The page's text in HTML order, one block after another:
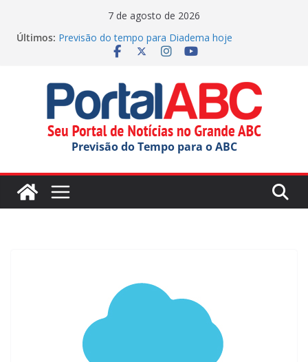
7 de agosto de 2026
Últimos: Previsão do tempo para Diadema hoje
(07/08/2026)
Agenda Cultural traz de música e teatro gratuito no
ABC
Previsão do tempo para Rio Grande Da Serra hoje
(07/08/2026)
Previsão do tempo para Ribeirao Pires hoje
Previsão do Tempo para o ABC